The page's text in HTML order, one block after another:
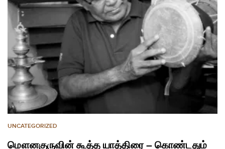
UNCATEGORIZED
மௌனகுருவின் கூத்த யாத்திரை – கொண்டதும்